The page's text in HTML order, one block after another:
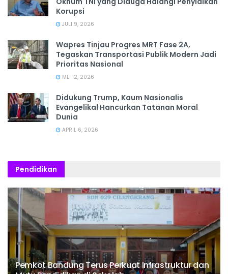
Korupsi
JULI 9, 2026
Wapres Tinjau Progres MRT Fase 2A,
Tegaskan Transportasi Publik Modern Jadi
Prioritas Nasional
MEI 12, 2026
Didukung Trump, Kaum Nasionalis
Evangelikal Hancurkan Tatanan Moral
Dunia
APRIL 6, 2026
Pendidikan
Pemkot Bandung Terus Perkuat Infrastruktur dan